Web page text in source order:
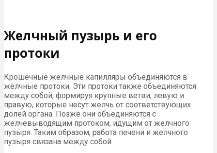
Желчный пузырь и его
протоки
Крошечные желчные капилляры объединяются в
желчные протоки. Эти протоки также объединяются
между собой, формируя крупные ветви, левую и
правую, которые несут желчь от соответствующих
долей органа. Позже они объединяются с
желчевыводящим протоком, идущим от желчного
пузыря. Таким образом, работа печени и желчного
пузыря связана между собой.